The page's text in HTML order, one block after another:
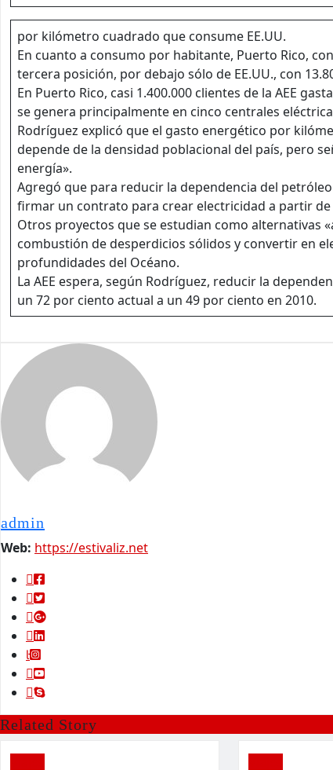
por kilómetro cuadrado que consume EE.UU.
En cuanto a consumo por habitante, Puerto Rico,
tercera posición, por debajo sólo de EE.UU., con
En Puerto Rico, casi 1.400.000 clientes de la AEE
se genera principalmente en cinco centrales
Rodríguez explicó que el gasto energético por
depende de la densidad poblacional del país, pero
energía».
Agregó que para reducir la dependencia del
firmar un contrato para crear electricidad a partir
Otros proyectos que se estudian como alternativas
combustión de desperdicios sólidos y convertir en
profundidades del Océano.
La AEE espera, según Rodríguez, reducir la
un 72 por ciento actual a un 49 por ciento en 2010.
admin
Web: https://estivaliz.net
Related Story